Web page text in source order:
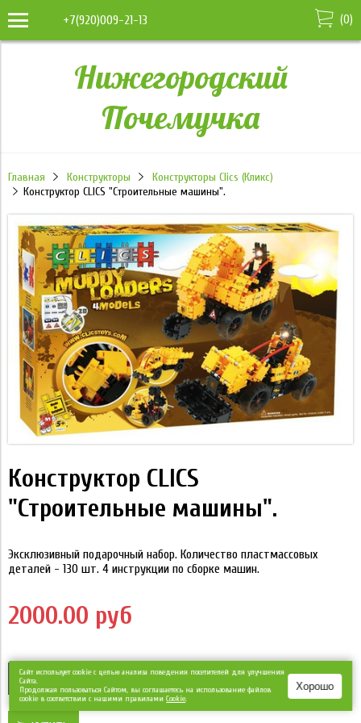
+7(920)009-21-13 (0)
Нижегородский
Почемучка
Главная Конструкторы
Конструкторы Clics (Кликс)
Конструктор CLICS "Строительные машины".
Конструктор CLICS
"Строительные машины".
Эксклюзивный подарочный набор. Количество пластмассовых
деталей - 130 шт. 4 инструкции по сборке машин.
2000.00 руб
Сайт использует cookie с целью анализа поведения посетителей для улучшения
Сайта.
Продолжая пользоваться Сайтом, вы соглашаетесь на использование файлов
cookie в соответствии с нашими правиламиСookie.
Хорошо